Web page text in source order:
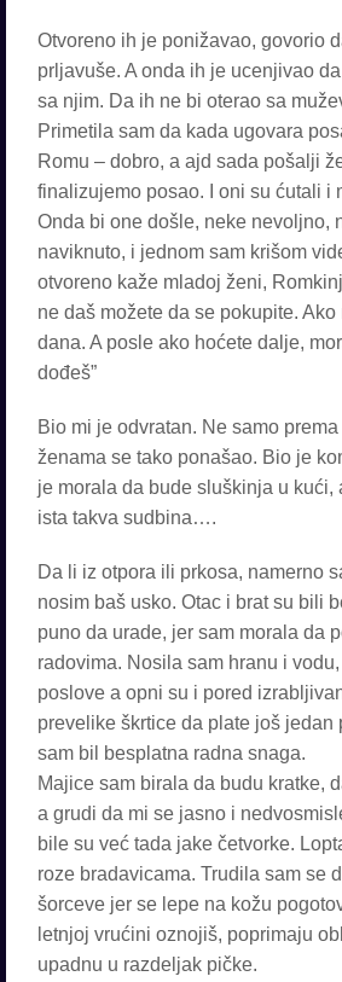
Otvoreno ih je ponižavao, govorio
prljavuše. A onda ih je ucenjivao
sa njim. Da ih ne bi oterao sa
Primetila sam da kada ugovara
Romu – dobro, a ajd sada pošalji
finalizujemo posao. I oni su ćutali i
Onda bi one došle, neke nevoljno,
naviknuto, i jednom sam krišom
otvoreno kaže mladoj ženi,
ne daš možete da se pokupite.
dana. A posle ako hoćete dalje,
dođeš”
Bio mi je odvratan. Ne samo
ženama se tako ponašao. Bio je
je morala da bude sluškinja u kući,
ista takva sudbina….
Da li iz otpora ili prkosa, namerno
nosim baš usko. Otac i brat su bili
puno da urade, jer sam morala da
radovima. Nosila sam hranu i
poslove a opni su i pored
prevelike škrtice da plate još jedan
sam bil besplatna radna snaga.
Majice sam birala da budu kratke,
a grudi da mi se jasno i
bile su već tada jake četvorke.
roze bradavicama. Trudila sam se
šorceve jer se lepe na kožu
letnjoj vrućini oznojiš, poprimaju
upadnu u razdeljak pičke.